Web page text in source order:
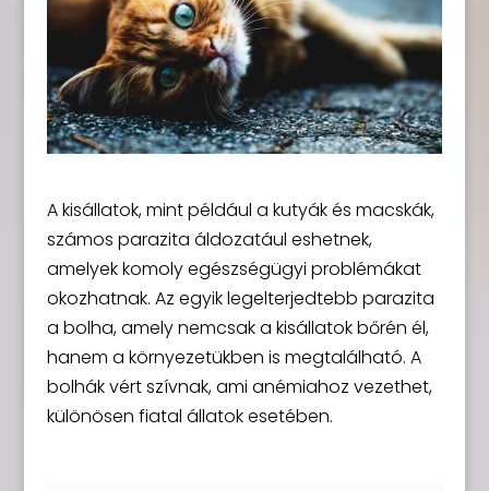
A kisállatok, mint például a kutyák és macskák,
számos parazita áldozatául eshetnek,
amelyek komoly egészségügyi problémákat
okozhatnak. Az egyik legelterjedtebb parazita
a bolha, amely nemcsak a kisállatok bőrén él,
hanem a környezetükben is megtalálható. A
bolhák vért szívnak, ami anémiahoz vezethet,
különösen fiatal állatok esetében.